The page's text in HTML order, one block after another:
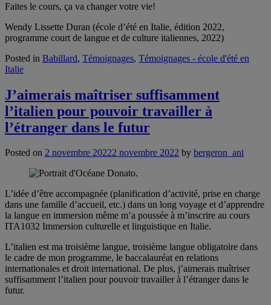
Faites le cours, ça va changer votre vie!
Wendy Lissette Duran (école d’été en Italie, édition 2022,
programme court de langue et de culture italiennes, 2022)
Posted in Babillard, Témoignages, Témoignages - école d'été en
Italie
J’aimerais maîtriser suffisamment
l’italien pour pouvoir travailler à
l’étranger dans le futur
Posted on 2 novembre 20222 novembre 2022 by bergeron_ani
L’idée d’être accompagnée (planification d’activité, prise en charge
dans une famille d’accueil, etc.) dans un long voyage et d’apprendre
la langue en immersion même m’a poussée à m’inscrire au cours
ITA1032 Immersion culturelle et linguistique en Italie.
L’italien est ma troisième langue, troisième langue obligatoire dans
le cadre de mon programme, le baccalauréat en relations
internationales et droit international. De plus, j’aimerais maîtriser
suffisamment l’italien pour pouvoir travailler à l’étranger dans le
futur.